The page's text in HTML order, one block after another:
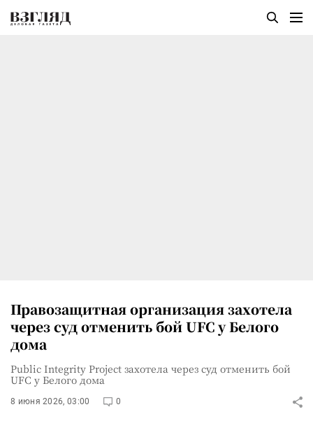
Правозащитная организация захотела
через суд отменить бой UFC у Белого
дома
Public Integrity Project захотела через суд отменить бой
UFC у Белого дома
8 июня 2026, 03:00 0